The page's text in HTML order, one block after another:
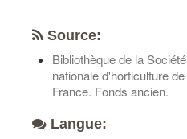
Source:
Bibliothèque de la Société
nationale d'horticulture de
France. Fonds ancien.
Langue: